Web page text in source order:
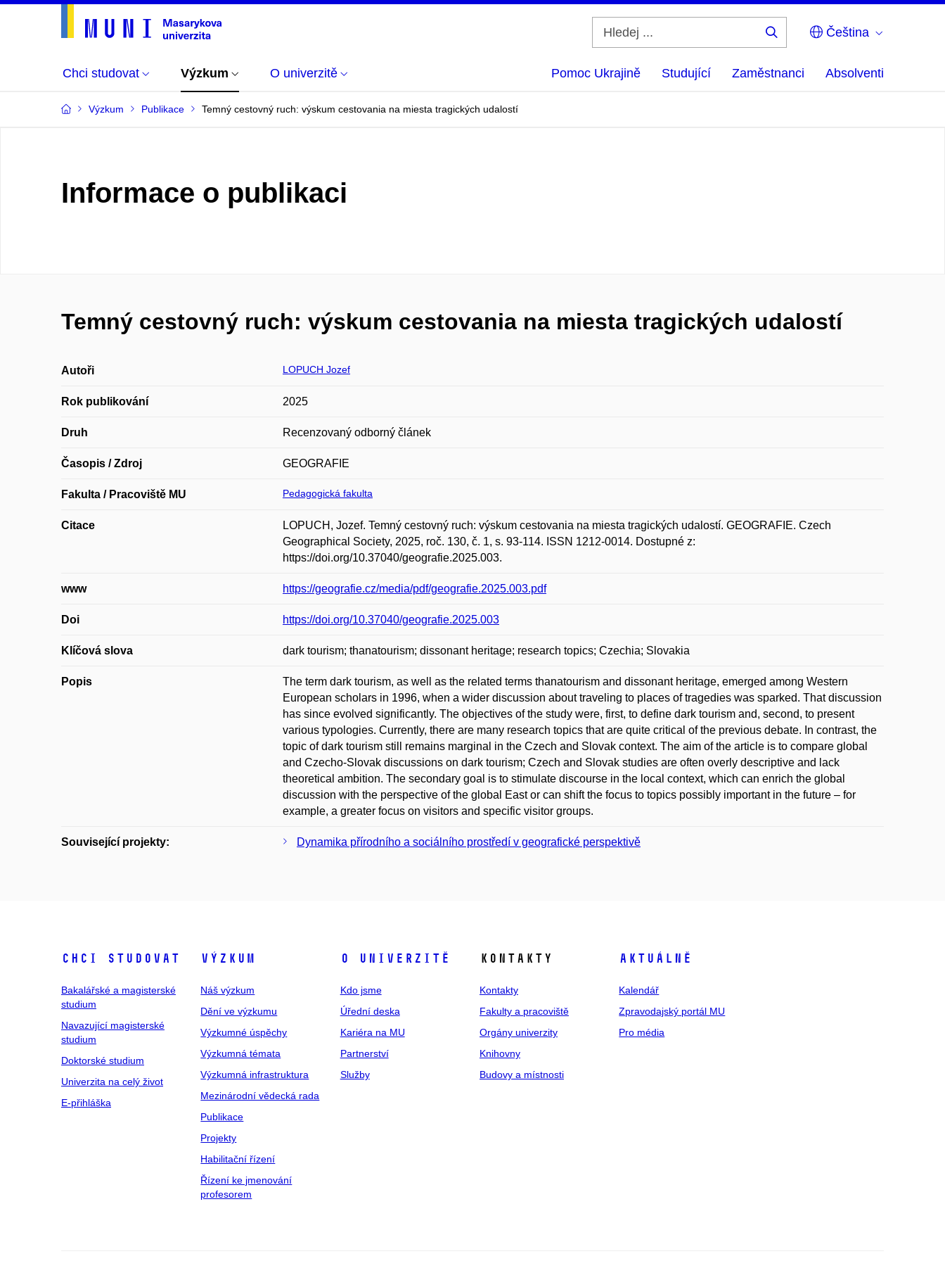
Čeština
Chci studovat Výzkum O univerzitě Pomoc Ukrajině Studující Zaměstnanci Absolventi
Výzkum Publikace Temný cestovný ruch: výskum cestovania na miesta tragických udalostí
Informace o publikaci
Temný cestovný ruch: výskum cestovania na miesta tragických udalostí
Autoři LOPUCH Jozef
Rok publikování 2025
Druh Recenzovaný odborný článek
Časopis / Zdroj GEOGRAFIE
Fakulta / Pracoviště MU Pedagogická fakulta
Citace
LOPUCH, Jozef. Temný cestovný ruch: výskum cestovania na miesta tragických udalostí. GEOGRAFIE. Czech
Geographical Society, 2025, roč. 130, č. 1, s. 93-114. ISSN 1212-0014. Dostupné z:
https://doi.org/10.37040/geografie.2025.003.
www https://geografie.cz/media/pdf/geografie.2025.003.pdf
Doi https://doi.org/10.37040/geografie.2025.003
Klíčová slova dark tourism; thanatourism; dissonant heritage; research topics; Czechia; Slovakia
Popis
The term dark tourism, as well as the related terms thanatourism and dissonant heritage, emerged among Western
European scholars in 1996, when a wider discussion about traveling to places of tragedies was sparked. That discussion
has since evolved significantly. The objectives of the study were, first, to define dark tourism and, second, to present
various typologies. Currently, there are many research topics that are quite critical of the previous debate. In contrast, the
topic of dark tourism still remains marginal in the Czech and Slovak context. The aim of the article is to compare global
and Czecho-Slovak discussions on dark tourism; Czech and Slovak studies are often overly descriptive and lack
theoretical ambition. The secondary goal is to stimulate discourse in the local context, which can enrich the global
discussion with the perspective of the global East or can shift the focus to topics possibly important in the future – for
example, a greater focus on visitors and specific visitor groups.
Související projekty: Dynamika přírodního a sociálního prostředí v geografické perspektivě
Chci studovat
Bakalářské a magisterské
studium
Navazující magisterské
studium
Doktorské studium
Univerzita na celý život
E-přihláška
Výzkum
Náš výzkum
Dění ve výzkumu
Výzkumné úspěchy
Výzkumná témata
Výzkumná infrastruktura
Mezinárodní vědecká rada
Publikace
Projekty
Habilitační řízení
Řízení ke jmenování
profesorem
O univerzitě
Kdo jsme
Úřední deska
Kariéra na MU
Partnerství
Služby
Kontakty
Kontakty
Fakulty a pracoviště
Orgány univerzity
Knihovny
Budovy a místnosti
Aktuálně
Kalendář
Zpravodajský portál MU
Pro média